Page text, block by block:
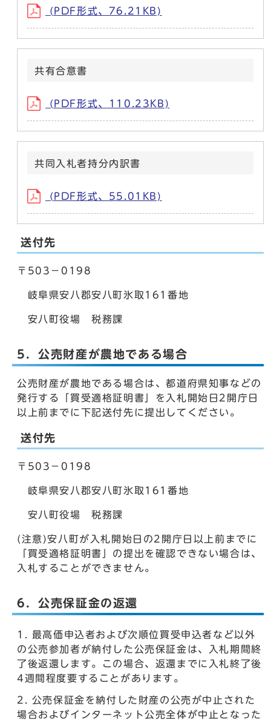
(PDF形式、76.21KB)
共有合意書
(PDF形式、110.23KB)
共同入札者持分内訳書
(PDF形式、55.01KB)
送付先
〒503－0198
岐阜県安八郡安八町氷取161番地
安八町役場 税務課
5．公売財産が農地である場合
公売財産が農地である場合は、都道府県知事などの
発行する「買受適格証明書」を入札開始日2開庁日
以上前までに下記送付先に提出してください。
送付先
〒503－0198
岐阜県安八郡安八町氷取161番地
安八町役場 税務課
(注意)安八町が入札開始日の2開庁日以上前までに
「買受適格証明書」の提出を確認できない場合は、
入札することができません。
6．公売保証金の返還
最高価申込者および次順位買受申込者など以外
の公売参加者が納付した公売保証金は、入札期間終
了後返還します。この場合、返還までに入札終了後
4週間程度要することがあります。
公売保証金を納付した財産の公売が中止された
場合およびインターネット公売全体が中止となった